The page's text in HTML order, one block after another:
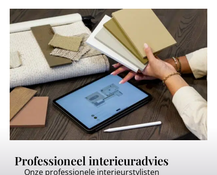
Professioneel interieuradvies
Onze professionele interieurstylisten